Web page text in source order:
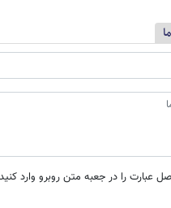
عبارت را در جعبه متن روبرو وارد کنید